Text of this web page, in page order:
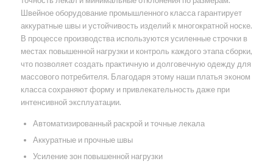
Швейное оборудование промышленного класса гарантирует
аккуратные швы и устойчивость изделий к многократной носке.
В процессе производства используются усиленные строчки в
местах повышенной нагрузки и контроль каждого этапа сборки,
что позволяет создать практичную и долговечную одежду для
массового потребителя. Благодаря этому наши платья эконом
класса сохраняют форму и привлекательность даже при
интенсивной эксплуатации.
Автоматизированный раскрой и точные лекала
Аккуратные и прочные швы
Усиление зон повышенной нагрузки